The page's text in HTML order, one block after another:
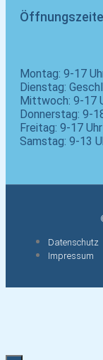
Montag: 9-17
Dienstag:
Mittwoch: 9-17
Donnerstag: 9-
Freitag: 9-17 Uhr
Samstag: 9-13
Datenschutz
Impressum